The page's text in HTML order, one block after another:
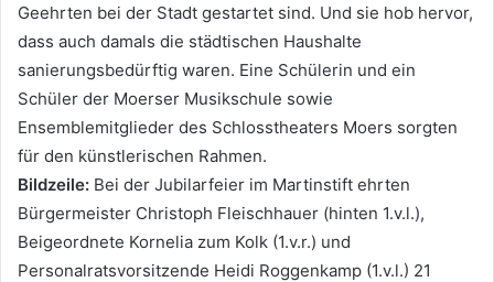
Geehrten bei der Stadt gestartet sind. Und sie hob hervor,
dass auch damals die städtischen Haushalte
sanierungsbedürftig waren. Eine Schülerin und ein
Schüler der Moerser Musikschule sowie
Ensemblemitglieder des Schlosstheaters Moers sorgten
für den künstlerischen Rahmen.
Bildzeile: Bei der Jubilarfeier im Martinstift ehrten
Bürgermeister Christoph Fleischhauer (hinten 1.v.l.),
Beigeordnete Kornelia zum Kolk (1.v.r.) und
Personalratsvorsitzende Heidi Roggenkamp (1.v.l.) 21